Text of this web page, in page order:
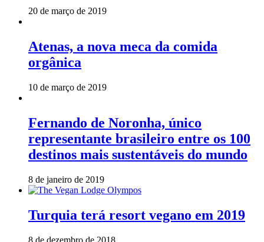
20 de março de 2019
Atenas, a nova meca da comida
orgânica
10 de março de 2019
Fernando de Noronha, único
representante brasileiro entre os 100
destinos mais sustentáveis do mundo
8 de janeiro de 2019
Turquia terá resort vegano em 2019
8 de dezembro de 2018